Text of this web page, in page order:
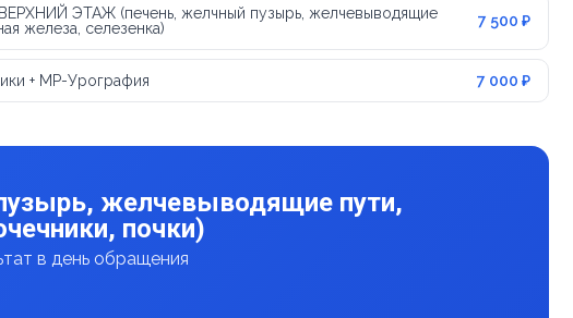
ЭТАЖ (печень, желчный пузырь, желчевыводящие
железа, селезенка)
7 500 ₽
+ МР-Урография 7 000 ₽
желчевыводящие пути,
почки)
в день обращения